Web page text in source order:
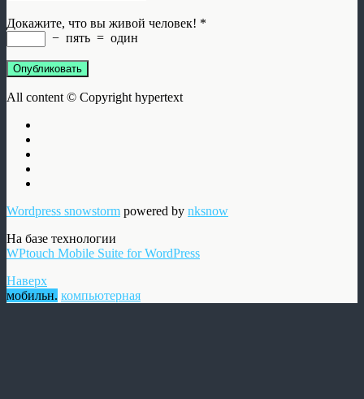
Докажите, что вы живой человек! *
− пять = один
Опубликовать
All content © Copyright hypertext
Wordpress snowstorm powered by nksnow
На базе технологии
WPtouch Mobile Suite for WordPress
Наверх
мобильн. компьютерная